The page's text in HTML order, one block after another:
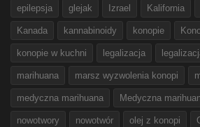
epilepsja glejak Izrael Kalifornia
Kanada kannabinoidy konopie
konopie w kuchni legalizacja
marihuana marsz wyzwolenia konopi
medyczna marihuana Medyczna
nowotwory nowotwór olej z konopi